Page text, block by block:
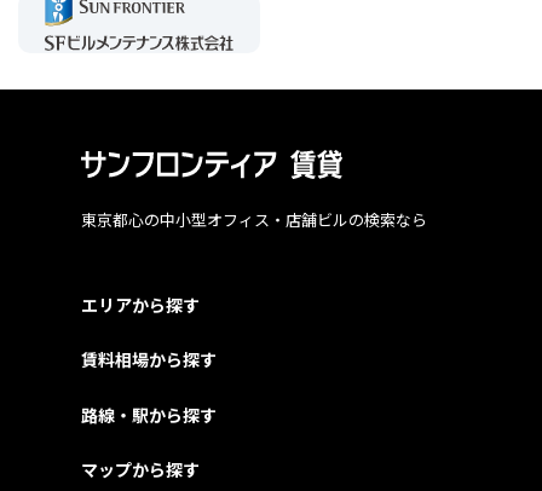
東京都心の中小型オフィス・店舗ビルの検索なら
エリアから探す
賃料相場から探す
路線・駅から探す
マップから探す